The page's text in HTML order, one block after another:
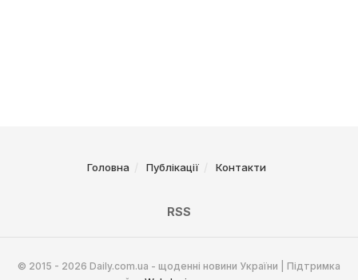
Головна Публікації Контакти
RSS
© 2015 - 2026 Daily.com.ua - щоденні новини України | Підтримка